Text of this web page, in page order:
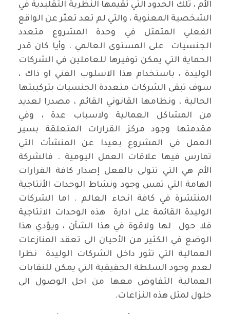
الأم ، تلك الحدود التي تقيمها النظرية التقليدية في
الشخصية المعنوية ، والتي لم تعد تعبّر عن الواقع
الفعلي المتمثل في وحدة المشروع متعدد
الجنسيات على المستوى العالمي . وأيا كان قدر
الحماية التي يمكن توفيرها للعاملين في الشركات
الوليدة ، باستخدام هذا الاسلوب الفني او ذاك ،
سوف تبقى الشركات متعددة الجنسيات بتركيبتها
الحالية ، ونظامها القانوني القائم ، مصدرا لعديد
من المشاكل العمالية ولاسباب عدة ، وفي
مقدمتها وجود مركز القرارات المتعلقة بسير
العمل في المشروع بعيدا عن المنشأت التي
تمارس فيها علاقات العمل اليومية . فالشركة
الأم هي التي تتولى بالفعل إصدار كافة القرارات
الهامة التي تمس وجود ونشاط الوحدات الأنتاجية
المنتشرة في كافة انحاء العالم . اما الشركات
الوليدة القائمة على ادارة هذه الوحدات الانتاجية
فلا حول لها ولاقوة في هذا الشأن ، ويؤدي هذا
الوضع في الكثير من الأحيان الى تعقد المنازعات
العمالية التي تثور داخل الشركات الوليدة نظرا
لعدم وجود السلطة الحقيقية التي يمكن للنقابات
العمالية التفاوض معها من اجل الوصول الى
حلول لمثل هذه النزاعات.